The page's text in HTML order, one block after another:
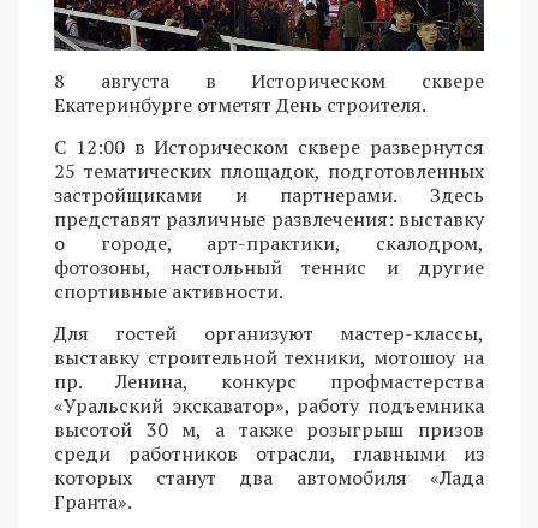
8 августа в Историческом сквере
Екатеринбурге отметят День строителя.
С 12:00 в Историческом сквере развернутся
25 тематических площадок, подготовленных
застройщиками и партнерами. Здесь
представят различные развлечения: выставку
о городе, арт-практики, скалодром,
фотозоны, настольный теннис и другие
спортивные активности.
Для гостей организуют мастер-классы,
выставку строительной техники, мотошоу на
пр. Ленина, конкурс профмастерства
«Уральский экскаватор», работу подъемника
высотой 30 м, а также розыгрыш призов
среди работников отрасли, главными из
которых станут два автомобиля «Лада
Гранта».